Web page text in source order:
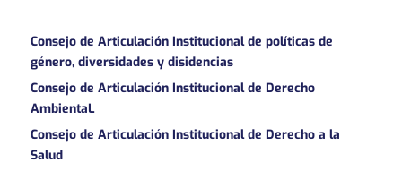
Consejo de Articulación Institucional de políticas de
género, diversidades y disidencias
Consejo de Articulación Institucional de Derecho
AmbientaL
Consejo de Articulación Institucional de Derecho a la
Salud